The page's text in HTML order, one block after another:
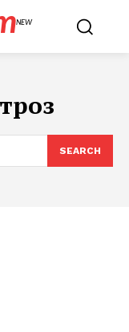
NEW
SEARCH